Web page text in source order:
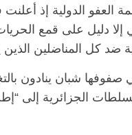
الدولية إذ
هي إلا دليل على قمع
كل المناضلين الذين
صفوفها شبان ينادون
الجزائرية إلى